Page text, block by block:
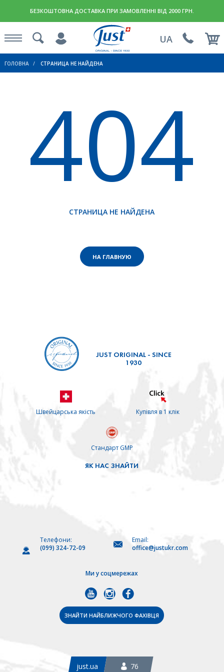
БЕЗКОШТОВНА ДОСТАВКА ПРИ ЗАМОВЛЕННІ ВІД 2000 ГРН.
UA
ГОЛОВНА СТРАНИЦА НЕ НАЙДЕНА
404
СТРАНИЦА НЕ НАЙДЕНА
НА ГЛАВНУЮ
JUST ORIGINAL - SINCE
1930
Швейцарська якість Купівля в 1 клік
Стандарт GMP
ЯК НАС ЗНАЙТИ
Телефони:
(099) 324-72-09
Email:
office@justukr.com
Ми у соцмережах
ЗНАЙТИ НАЙБЛИЖЧОГО ФАХІВЦЯ
just.ua 76